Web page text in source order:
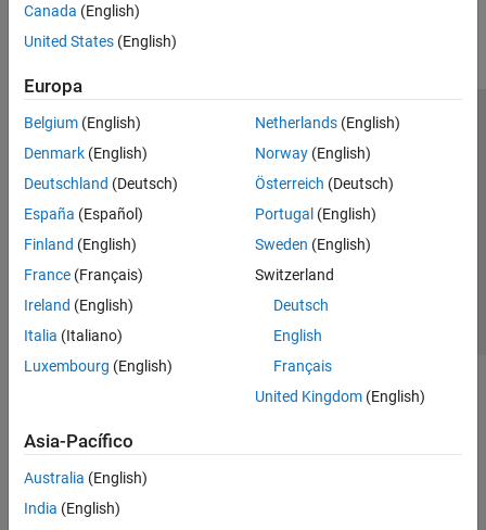
Canada (English)
United States (English)
Europa
Belgium (English)
Denmark (English)
Deutschland (Deutsch)
España (Español)
Finland (English)
France (Français)
Ireland (English)
Italia (Italiano)
Luxembourg (English)
Netherlands(English)
Norway(English)
Österreich (Deutsch)
Portugal (English)
Sweden (English)
Switzerland
Deutsch
English
Français
United Kingdom(English)
Asia-Pacífico
Australia (English)
India (English)
Centro de confianza
Marcas comerciales
Política de privacidad
Antipiratería
Estado de las aplicaciones
Información de contacto
© 1994-2026 The MathWorks, Inc.